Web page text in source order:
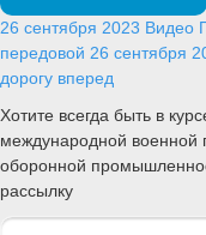
26 сентября 2023 Видео
передовой 26 сентября
дорогу вперед
Хотите всегда быть в
международной военной
оборонной
рассылку